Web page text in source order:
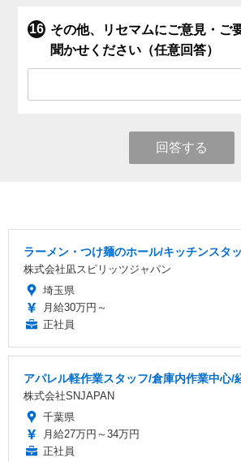
その他、リセマムにご意見・ご
聞かせください（任意回答）
回答する
ラーメン・つけ麺のホール/キッチンスタ
株式会社凪スピリッツジャパン
埼玉県
月給30万円～
正社員
アパレル軽作業スタッフ/倉庫内作業中心/
株式会社SNJAPAN
千葉県
月給27万円～34万円
正社員